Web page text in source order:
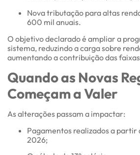
Nova tributação para altas
600 mil anuais.
O objetivo declarado é ampliar a
sistema, reduzindo a carga sobre
aumentando a contribuição das
Quando as Novas
Começam a Valer
As alterações passam a impactar:
Pagamentos realizados a partir
2026;